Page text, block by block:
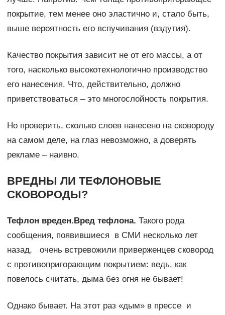
покрытие, тем менее оно эластично и, стало быть,
выше вероятность его вспучивания (вздутия).
Качество покрытия зависит не от его массы, а от
того, насколько высокотехнологично производство
его нанесения. Что, действительно, должно
приветствоваться – это многослойность покрытия.
Но проверить, сколько слоев нанесено на сковороду
на самом деле, на глаз невозможно, а доверять
рекламе – наивно.
ВРЕДНЫ ЛИ ТЕФЛОНОВЫЕ
СКОВОРОДЫ?
Тефлон вреден. Вред тефлона. Такого рода
сообщения, появившиеся в СМИ несколько лет
назад, очень встревожили приверженцев сковород
с противопригорающим покрытием: ведь, как
повелось считать, дыма без огня не бывает!
Однако бывает. На этот раз «дым» в прессе и